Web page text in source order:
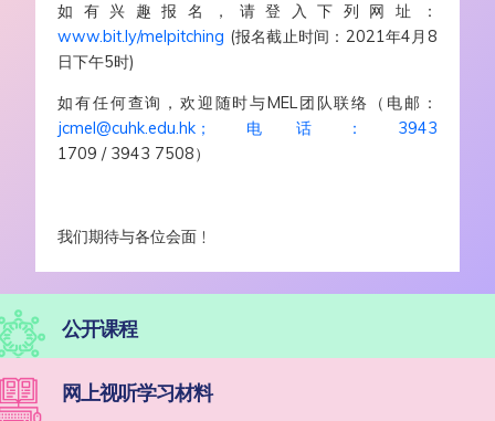
如有兴趣报名，请登入下列网址：
www.bit.ly/melpitching (报名截止时间：2021年4月8
日下午5时)
如有任何查询，欢迎随时与MEL团队联络（电邮：
jcmel@cuhk.edu.hk；电话：3943
1709 / 3943 7508）
我们期待与各位会面﹗
公开课程
网上视听学习材料